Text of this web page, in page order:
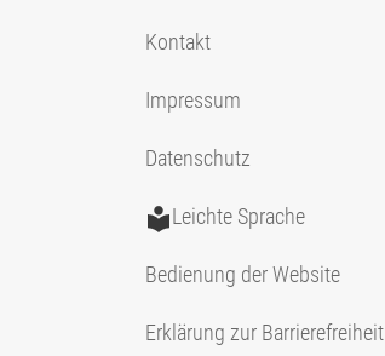
Kontakt
Impressum
Datenschutz
Leichte Sprache
Bedienung der Website
Erklärung zur Barrierefreiheit